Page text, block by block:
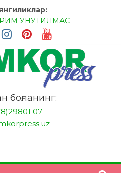
УНУТИЛМАС
ЭНДИ ИККАЛАНГ ҲАМ
БЕРИНГЛАР!
ШИФО
ОСОНМИ?
ЎЗ ҚЎЛИМИЗДА
боғланинг:
07